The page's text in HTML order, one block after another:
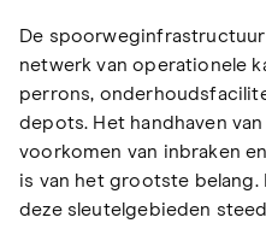
De
netwerk van operationele
perrons,
depots. Het handhaven
voorkomen van inbraken
is van het grootste
deze sleutelgebieden